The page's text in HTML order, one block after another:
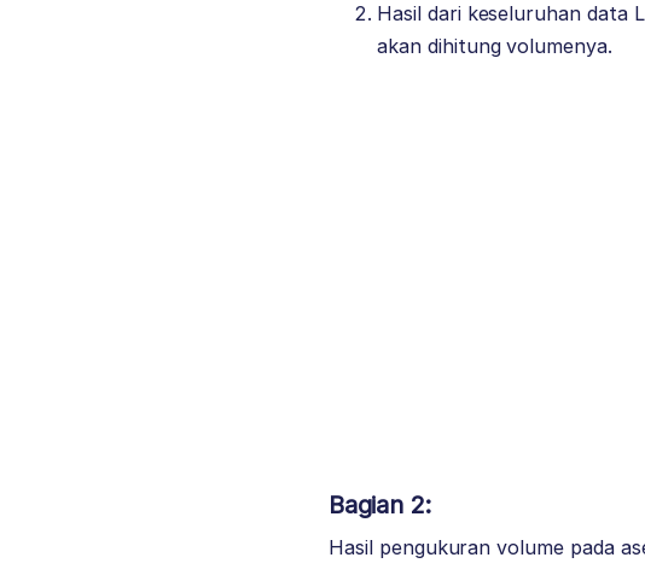
Hasil dari keseluruhan data
akan dihitung volumenya.
Bagian 2:
Hasil pengukuran volume pada